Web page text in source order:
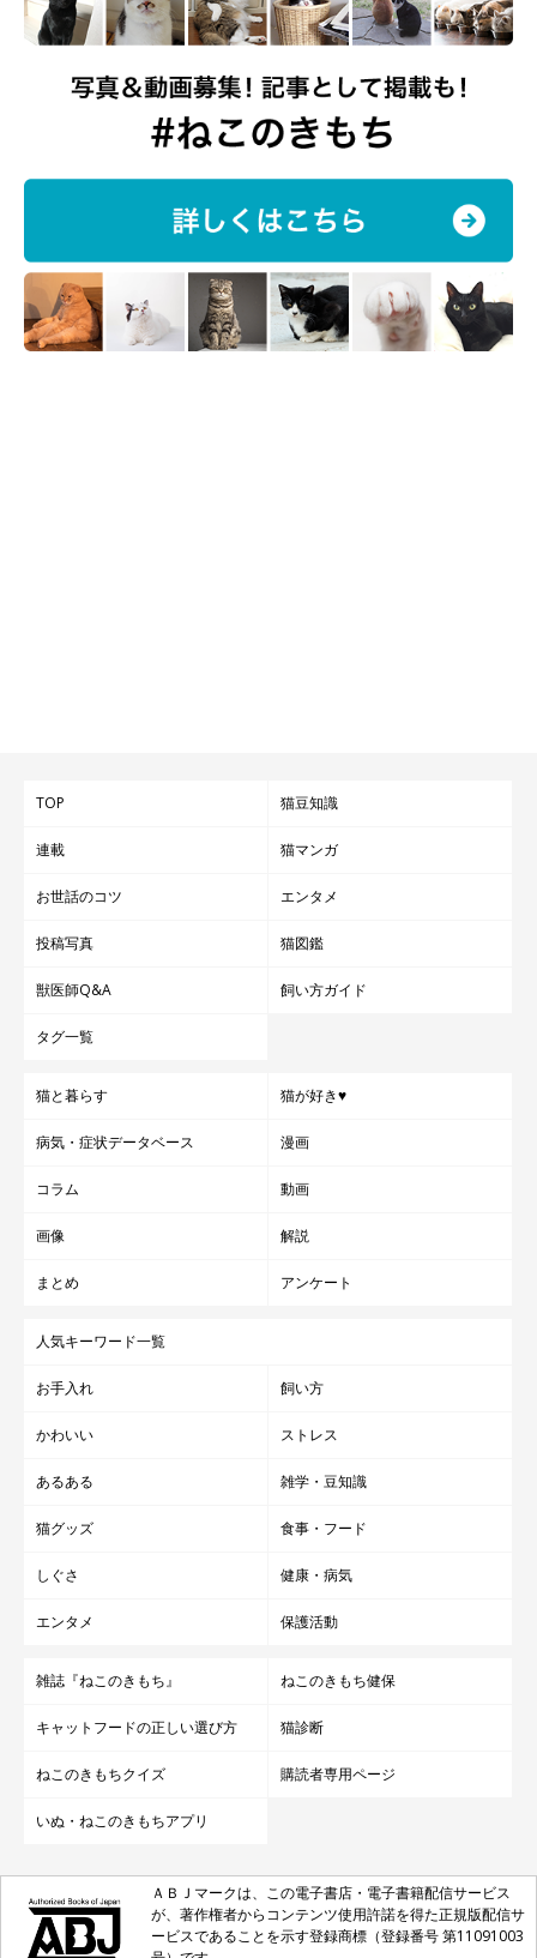
TOP 猫豆知識
連載 猫マンガ
お世話のコツ エンタメ
投稿写真 猫図鑑
獣医師Q&A 飼い方ガイド
タグ一覧
猫と暮らす 猫が好き♥
病気・症状データベース 漫画
コラム 動画
画像 解説
まとめ アンケート
人気キーワード一覧
お手入れ 飼い方
かわいい ストレス
あるある 雑学・豆知識
猫グッズ 食事・フード
しぐさ 健康・病気
エンタメ 保護活動
雑誌『ねこのきもち』 ねこのきもち健保
キャットフードの正しい選び方 猫診断
ねこのきもちクイズ 購読者専用ページ
いぬ・ねこのきもちアプリ
ＡＢＪマークは、この電子書店・電子書籍配信サービス
が、著作権者からコンテンツ使用許諾を得た正規版配信サ
ービスであることを示す登録商標（登録番号 第11091003